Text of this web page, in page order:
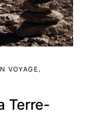
VOYAGE
Terre-